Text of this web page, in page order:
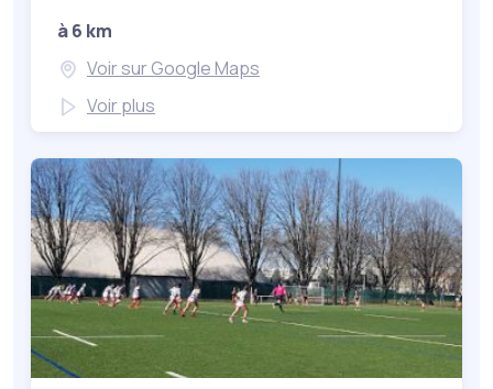
à 6 km
Voir sur Google Maps
Voir plus